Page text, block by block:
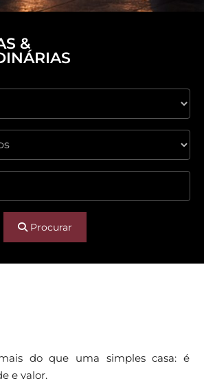
&
Procurar
do que uma simples casa: é
e valor.